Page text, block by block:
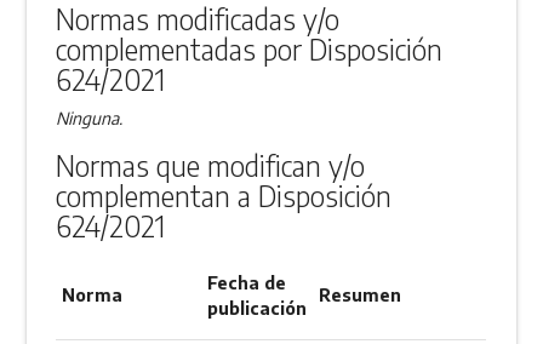
Normas modificadas y/o
complementadas por Disposición
624/2021
Ninguna.
Normas que modifican y/o
complementan a Disposición
624/2021
Norma
Fecha de
publicación
Resumen